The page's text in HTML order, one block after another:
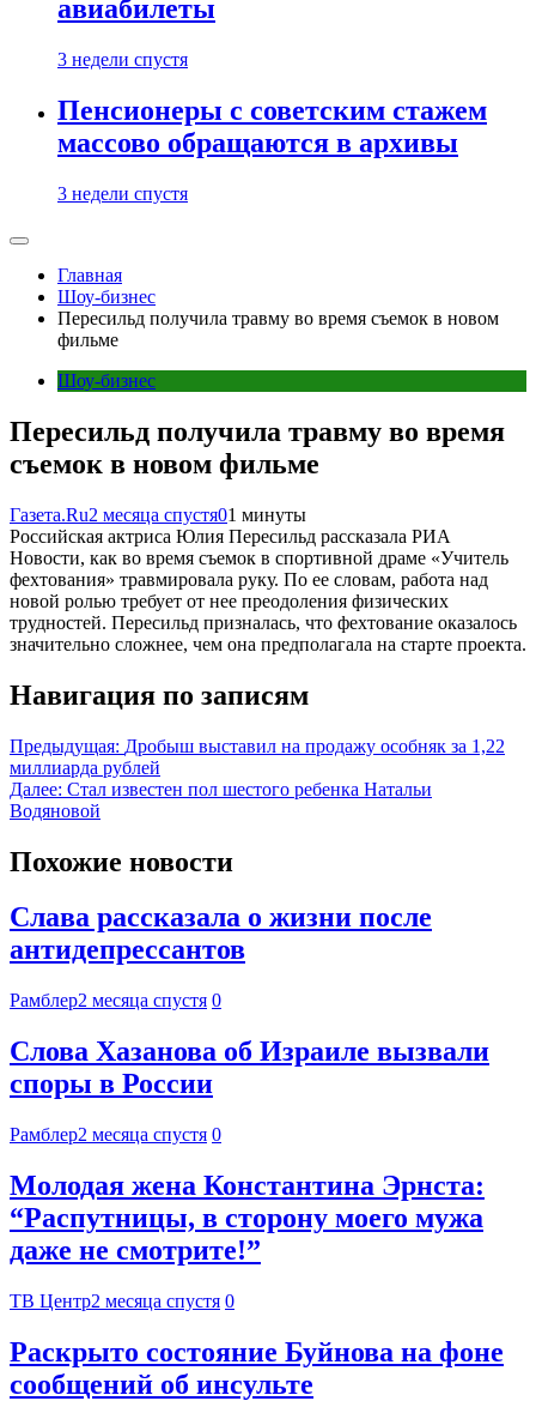
авиабилеты
3 недели спустя
Пенсионеры с советским стажем
массово обращаются в архивы
3 недели спустя
Главная
Шоу-бизнес
Пересильд получила травму во время съемок в новом
фильме
Шоу-бизнес
Пересильд получила травму во время
съемок в новом фильме
Газета.Ru2 месяца спустя01 минуты
Российская актриса Юлия Пересильд рассказала РИА
Новости, как во время съемок в спортивной драме «Учитель
фехтования» травмировала руку. По ее словам, работа над
новой ролью требует от нее преодоления физических
трудностей. Пересильд призналась, что фехтование оказалось
значительно сложнее, чем она предполагала на старте проекта.
Навигация по записям
Предыдущая: Дробыш выставил на продажу особняк за 1,22
миллиарда рублей
Далее: Стал известен пол шестого ребенка Натальи
Водяновой
Похожие новости
Слава рассказала о жизни после
антидепрессантов
Рамблер2 месяца спустя 0
Слова Хазанова об Израиле вызвали
споры в России
Рамблер2 месяца спустя 0
Молодая жена Константина Эрнста:
“Распутницы, в сторону моего мужа
даже не смотрите!”
ТВ Центр2 месяца спустя 0
Раскрыто состояние Буйнова на фоне
сообщений об инсульте